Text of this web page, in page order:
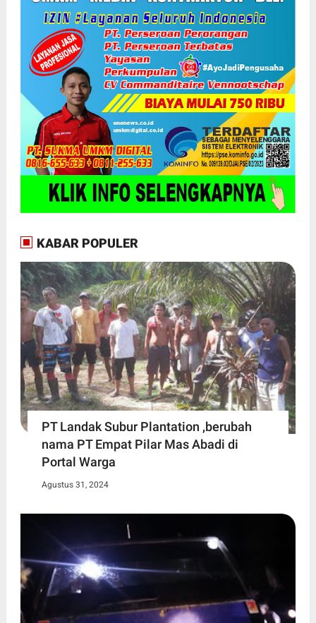
KABAR POPULER
PT Landak Subur Plantation ,berubah
nama PT Empat Pilar Mas Abadi di
Portal Warga
Agustus 31, 2024